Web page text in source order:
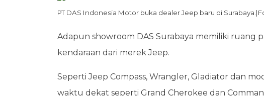
PT DAS Indonesia Motor buka dealer Jeep baru di
Adapun showroom DAS Surabaya memiliki ruang
kendaraan dari merek Jeep.
Seperti Jeep Compass, Wrangler, Gladiator dan
waktu dekat seperti Grand Cherokee dan